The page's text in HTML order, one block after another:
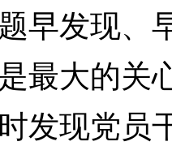
早发现、
最大的关
发现党员